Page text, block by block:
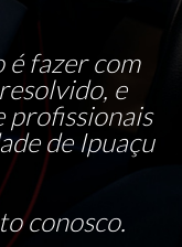
fazer com
e
profissionais
de Ipuaçu
conosco.